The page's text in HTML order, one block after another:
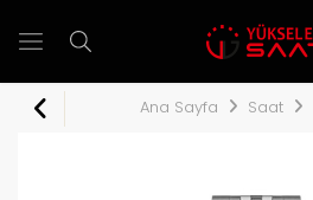
Ana Sayfa Saat